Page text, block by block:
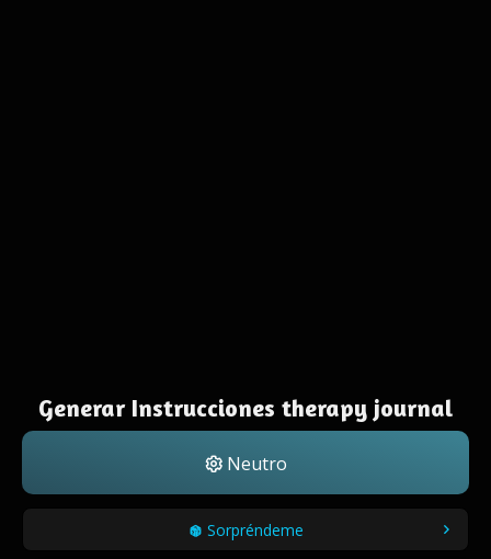
Generar Instrucciones therapy journal
Neutro
Sorpréndeme